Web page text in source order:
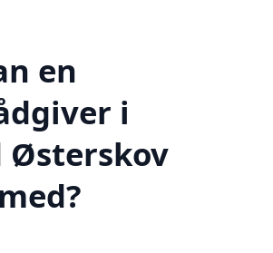
en
i
Østerskov